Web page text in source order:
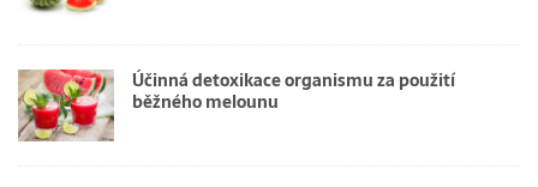
Účinná detoxikace organismu za použití
běžného melounu